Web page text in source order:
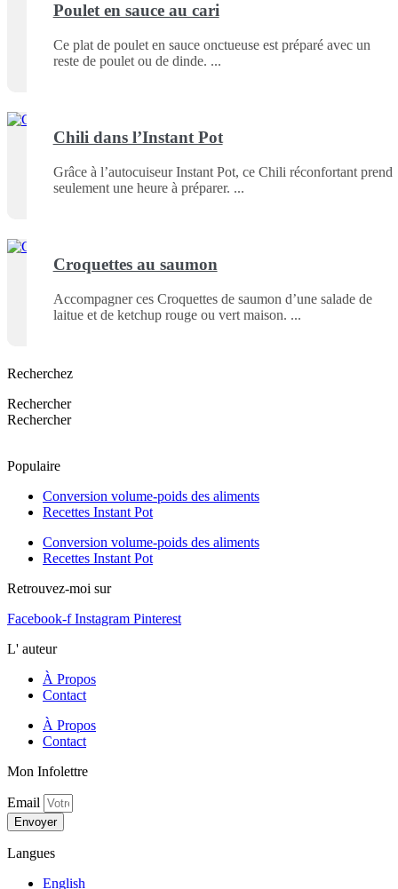
Poulet en sauce au cari
Ce plat de poulet en sauce onctueuse est préparé avec un
reste de poulet ou de dinde.
Chili dans l’Instant Pot
Grâce à l’autocuiseur Instant Pot, ce Chili réconfortant prend
seulement une heure à préparer.
Croquettes au saumon
Accompagner ces Croquettes de saumon d’une salade de
laitue et de ketchup rouge ou vert maison.
Recherchez
Rechercher
Rechercher
Populaire
Conversion volume-poids des aliments
Recettes Instant Pot
Conversion volume-poids des aliments
Recettes Instant Pot
Retrouvez-moi sur
Facebook-f Instagram Pinterest
L' auteur
À Propos
Contact
À Propos
Contact
Mon Infolettre
Email
Envoyer
Langues
English